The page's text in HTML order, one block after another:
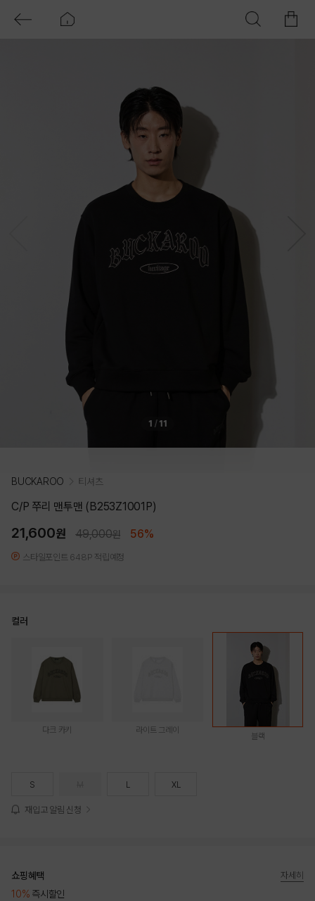
1 / 11
BUCKAROO 티셔츠
C/P 쭈리 맨투맨 (B253Z1001P)
21,600원 49,000원 56%
스타일포인트 648P 적립예정
컬러
다크 카키 라이트 그레이
블랙
S L XL
재입고 알림 신청
쇼핑혜택
10% 즉시할인
자세히